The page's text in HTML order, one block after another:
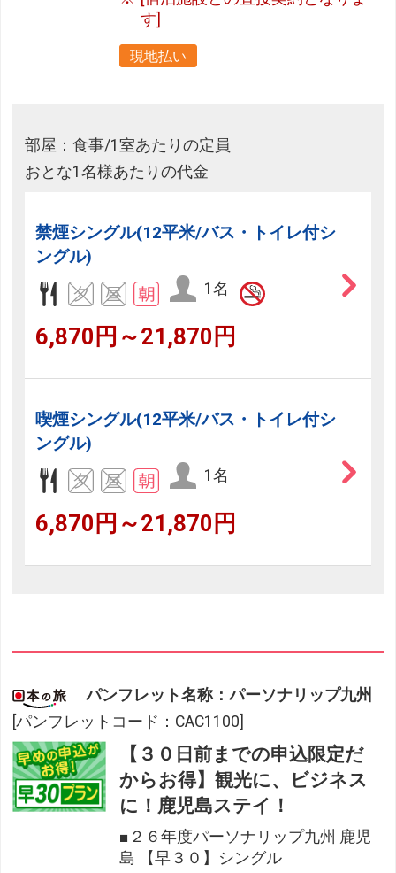
す]
現地払い
部屋：食事/1室あたりの定員
おとな1名様あたりの代金
禁煙シングル(12平米/バス・トイレ付シ
ングル)
1名
6,870円～21,870円
喫煙シングル(12平米/バス・トイレ付シ
ングル)
1名
6,870円～21,870円
パンフレット名称：パーソナリップ九州
[パンフレットコード：CAC1100]
【３０日前までの申込限定だ
からお得】観光に、ビジネス
に！鹿児島ステイ！
■２６年度パーソナリップ九州 鹿児
島 【早３０】シングル